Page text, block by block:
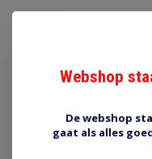
Lees meer
Webshop
De webshop
gaat als alles